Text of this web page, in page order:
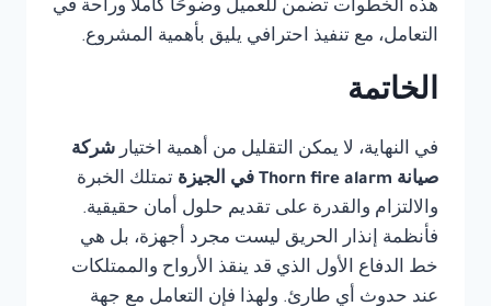
هذه الخطوات تضمن للعميل وضوحًا كاملاً وراحة في
التعامل، مع تنفيذ احترافي يليق بأهمية المشروع.
الخاتمة
في النهاية، لا يمكن التقليل من أهمية اختيار شركة
صيانة Thorn fire alarm في الجيزة
تمتلك الخبرة
والالتزام والقدرة على تقديم حلول أمان حقيقية.
فأنظمة إنذار الحريق ليست مجرد أجهزة، بل هي
خط الدفاع الأول الذي قد ينقذ الأرواح والممتلكات
عند حدوث أي طارئ. ولهذا فإن التعامل مع جهة